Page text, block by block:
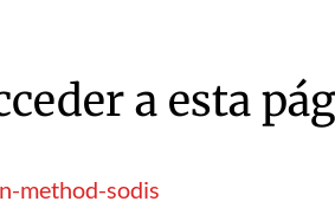
a esta
method-sodis